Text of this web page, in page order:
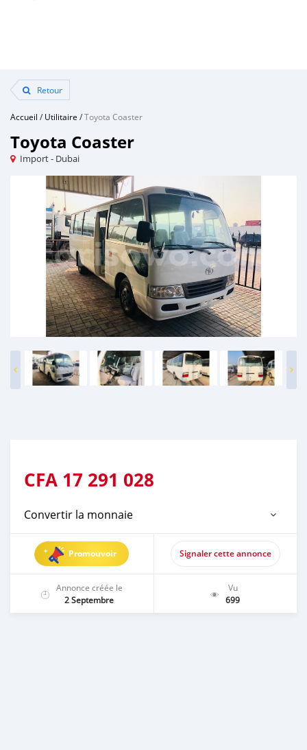
Retour
Accueil /Utilitaire /Toyota Coaster
Toyota Coaster
Import - Dubai
CFA 17 291 028
Convertir la monnaie
Promouvoir Signaler cette annonce
Annonce créée le
2 Septembre
Vu
699